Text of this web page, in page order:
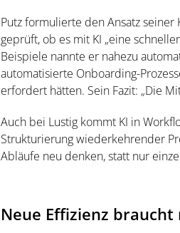
Putz formulierte den Ansatz seiner
geprüft, ob es mit KI „eine
Beispiele nannte er nahezu
automatisierte Onboarding-
erfordert hätten. Sein Fazit: „Die
Auch bei Lustig kommt KI in
Strukturierung wiederkehrender
Abläufe neu denken, statt nur
Neue Effizienz